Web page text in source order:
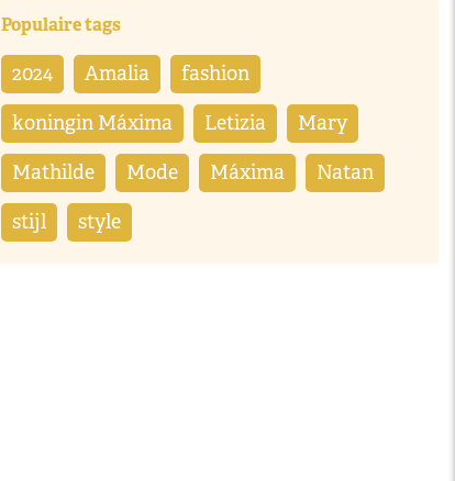
Populaire tags
2024 Amalia fashion
koningin Máxima Letizia Mary
Mathilde Mode Máxima Natan
stijl style